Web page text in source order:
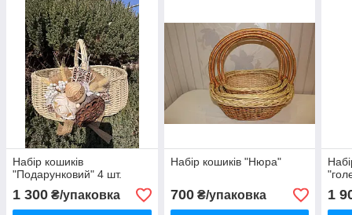
Набір кошиків
"Подарунковий" 4 шт.
1 300 ₴/упаковка
Набір кошиків "Нюра"
700₴/упаковка 1